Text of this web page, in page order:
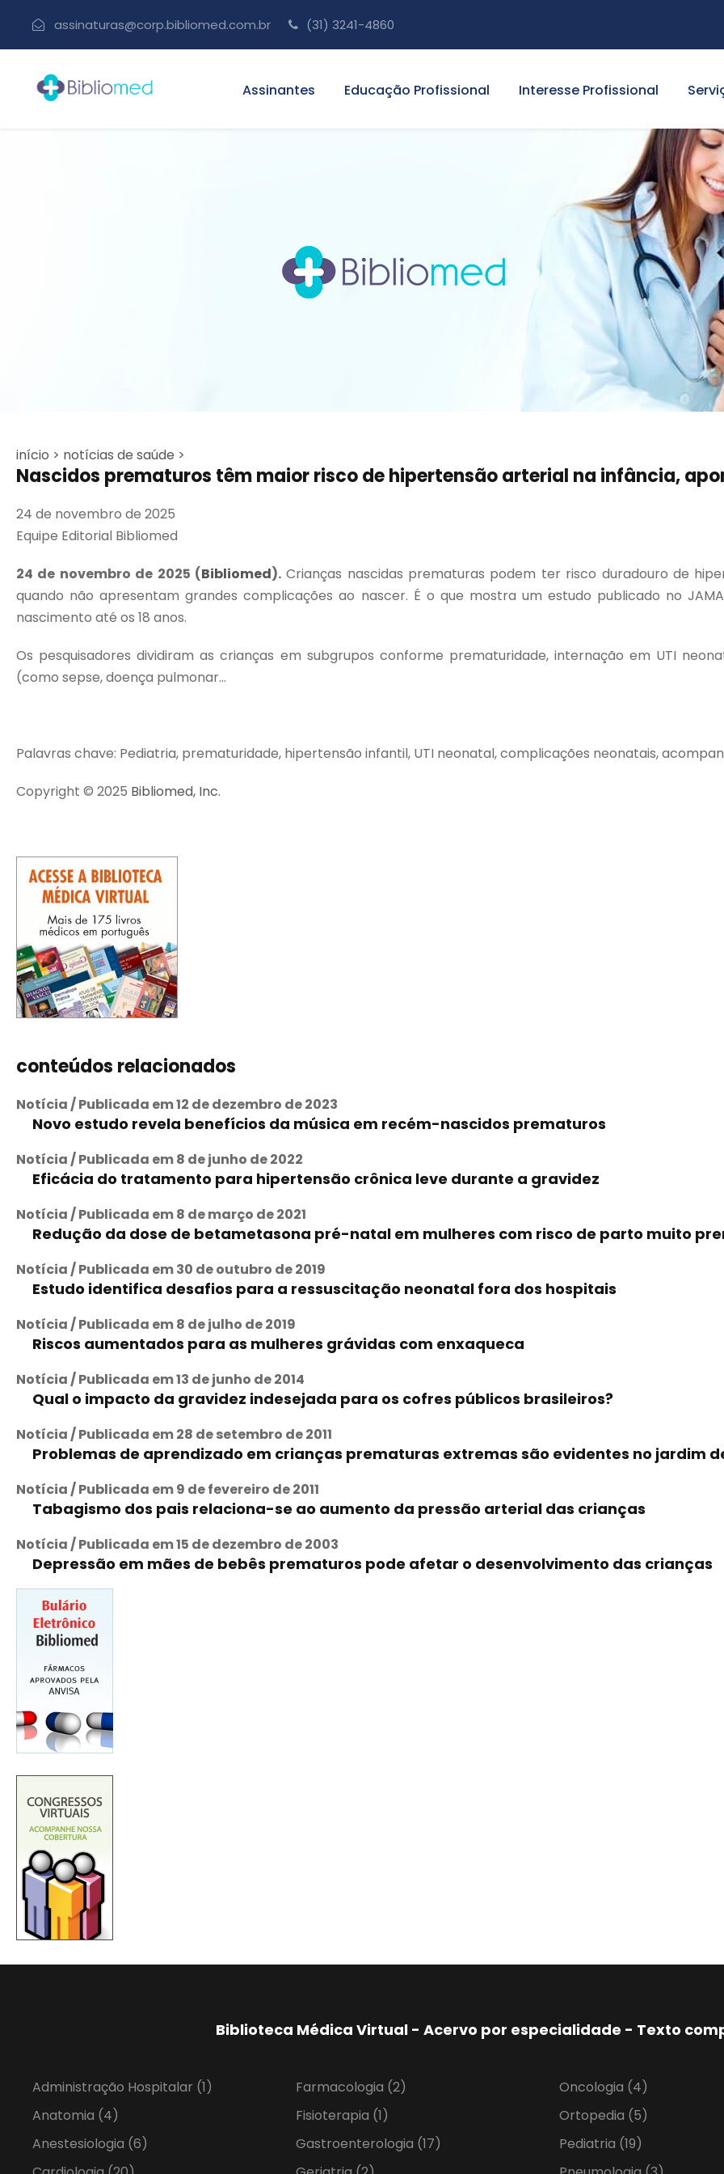
assinaturas@corp.bibliomed.com.br (31) 3241-4860
Assinantes Educação Profissional Interesse Profissional
início > notícias de saúde >
Nascidos prematuros têm maior risco de hipertensão arterial na infância,
24 de novembro de 2025
Equipe Editorial Bibliomed
24 de novembro de 2025 (Bibliomed).Crianças nascidas prematuras podem ter risco duradouro de
quando não apresentam grandes complicações ao nascer. É o que mostra um estudo publicado no
nascimento até os 18 anos.
Os pesquisadores dividiram as crianças em subgrupos conforme prematuridade, internação em UTI
(como sepse, doença pulmonar...
Palavras chave: Pediatria, prematuridade, hipertensão infantil, UTI neonatal, complicações neonatais,
Copyright © 2025 Bibliomed, Inc.
conteúdos relacionados
Notícia / Publicada em 12 de dezembro de 2023
Novo estudo revela benefícios da música em recém-nascidos prematuros
Notícia / Publicada em 8 de junho de 2022
Eficácia do tratamento para hipertensão crônica leve durante a gravidez
Notícia / Publicada em 8 de março de 2021
Redução da dose de betametasona pré-natal em mulheres com risco de parto muito
Notícia / Publicada em 30 de outubro de 2019
Estudo identifica desafios para a ressuscitação neonatal fora dos hospitais
Notícia / Publicada em 8 de julho de 2019
Riscos aumentados para as mulheres grávidas com enxaqueca
Notícia / Publicada em 13 de junho de 2014
Qual o impacto da gravidez indesejada para os cofres públicos brasileiros?
Notícia / Publicada em 28 de setembro de 2011
Problemas de aprendizado em crianças prematuras extremas são evidentes no jardim
Notícia / Publicada em 9 de fevereiro de 2011
Tabagismo dos pais relaciona-se ao aumento da pressão arterial das crianças
Notícia / Publicada em 15 de dezembro de 2003
Depressão em mães de bebês prematuros pode afetar o desenvolvimento das crianças
Biblioteca Médica Virtual - Acervo por especialidade - Texto
Administração Hospitalar (1)
Anatomia (4)
Anestesiologia (6)
Farmacologia (2)
Fisioterapia (1)
Gastroenterologia (17)
Oncologia (4)
Ortopedia (5)
Pediatria (19)